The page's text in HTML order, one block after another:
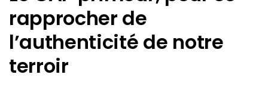
rapprocher de
l’authenticité de notre
terroir